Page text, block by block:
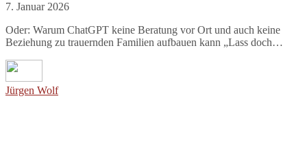
7. Januar 2026
Oder: Warum ChatGPT keine Beratung vor Ort und auch keine
Beziehung zu trauernden Familien aufbauen kann „Lass doch…
Jürgen Wolf